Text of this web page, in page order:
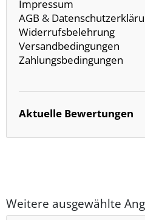
Impressum
AGB &
Widerrufsbelehrung
Versandbedingungen
Zahlungsbedingungen
Aktuelle Bewertungen
Weitere ausgewählte